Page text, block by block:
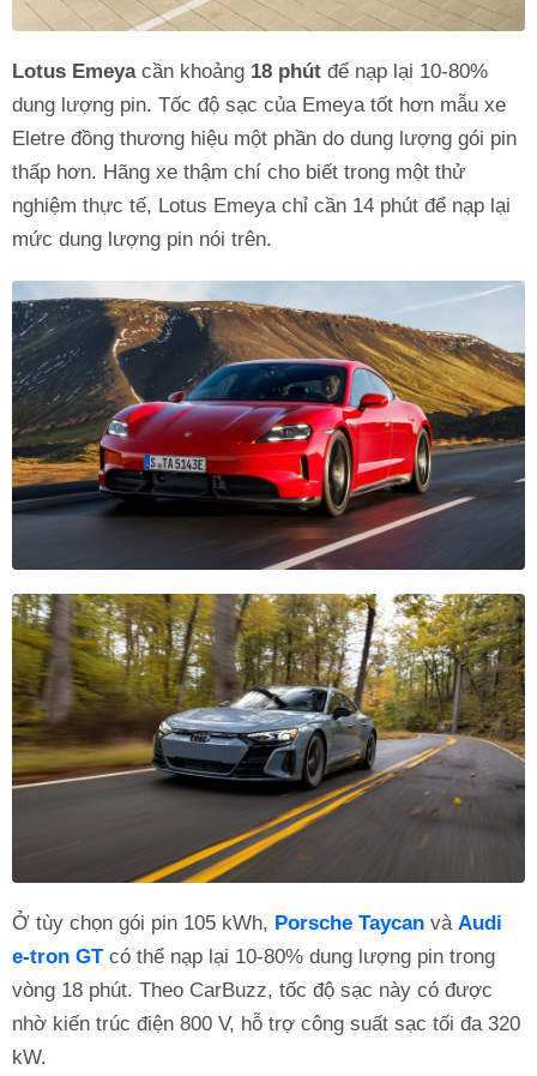
Lotus Emeyacần khoảng 18 phút để nạp lại 10-80%
dung lượng pin. Tốc độ sạc của Emeya tốt hơn mẫu xe
Eletre đồng thương hiệu một phần do dung lượng gói pin
thấp hơn. Hãng xe thậm chí cho biết trong một thử
nghiệm thực tế, Lotus Emeya chỉ cần 14 phút để nạp lại
mức dung lượng pin nói trên.
Ở tùy chọn gói pin 105 kWh, Porsche Taycan và Audi
e-tron GTcó thể nạp lại 10-80% dung lượng pin trong
vòng 18 phút. Theo CarBuzz, tốc độ sạc này có được
nhờ kiến trúc điện 800 V, hỗ trợ công suất sạc tối đa 320
kW.